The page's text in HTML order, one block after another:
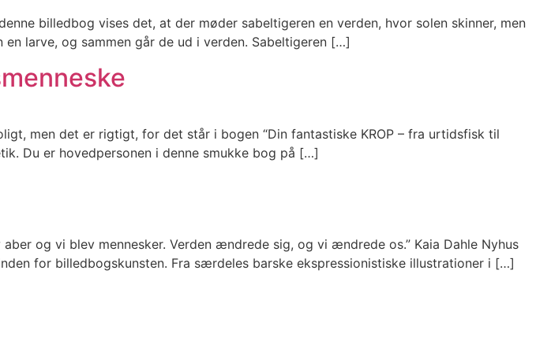
billedbog vises det, at der møder sabeltigeren en verden, hvor solen skinner, men
larve, og sammen går de ud i verden. Sabeltigeren […]
men det er rigtigt, for det står i bogen “Din fantastiske KROP – fra urtidsfisk til
Du er hovedpersonen i denne smukke bog på […]
og vi blev mennesker. Verden ændrede sig, og vi ændrede os.” Kaia Dahle Nyhus
for billedbogskunsten. Fra særdeles barske ekspressionistiske illustrationer i […]